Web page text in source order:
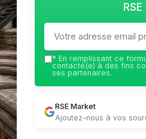
* En remplissant ce
contacté(e) à des fins
ses partenaires.
RSE Market
Ajoutez-nous à vos